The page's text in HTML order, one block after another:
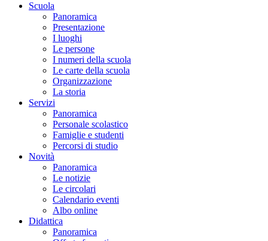
Scuola
Panoramica
Presentazione
I luoghi
Le persone
I numeri della scuola
Le carte della scuola
Organizzazione
La storia
Servizi
Panoramica
Personale scolastico
Famiglie e studenti
Percorsi di studio
Novità
Panoramica
Le notizie
Le circolari
Calendario eventi
Albo online
Didattica
Panoramica